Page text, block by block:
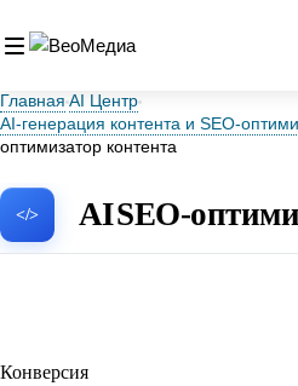
Главная AI Центр
AI-генерация контента и SEO-
оптимизатор контента
AI SEO-
Конверсия